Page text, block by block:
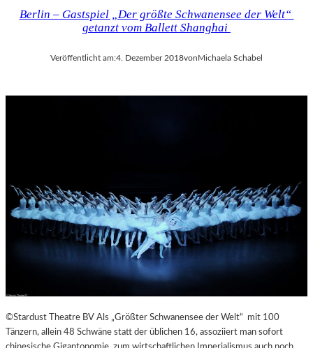
Berlin – Gastspiel „Der größte Schwanensee der Welt“
getanzt vom Ballett Shanghai
Veröffentlicht am:4. Dezember 2018vonMichaela Schabel
©Stardust Theatre BV Als „Größter Schwanensee der Welt“ mit 100
Tänzern, allein 48 Schwäne statt der üblichen 16, assoziiert man sofort